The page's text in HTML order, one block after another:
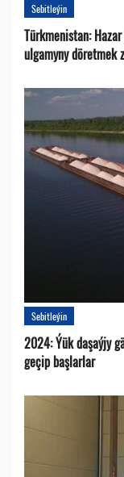
Sebitleýin
Türkmenistan:
ulgamyny döretmek
Sebitleýin
2024: Ýük daşaýjy
geçip başlarlar